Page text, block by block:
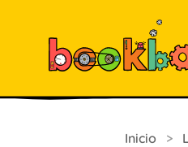
Inicio >